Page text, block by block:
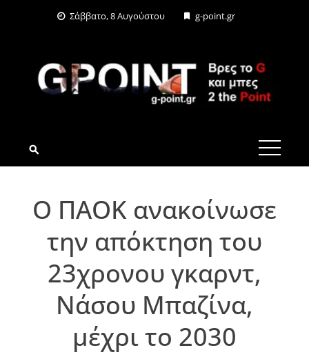
Σάββατο, 8 Αυγούστου g-point.gr
G-POINT.GR
Ο ΠΑΟΚ ανακοίνωσε
την απόκτηση του
23χρονου γκαρντ,
Νάσου Μπαζίνα,
μέχρι το 2030